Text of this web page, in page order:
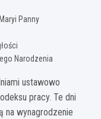
Panny
Narodzenia
ustawowo
pracy. Te dni
na wynagrodzenie